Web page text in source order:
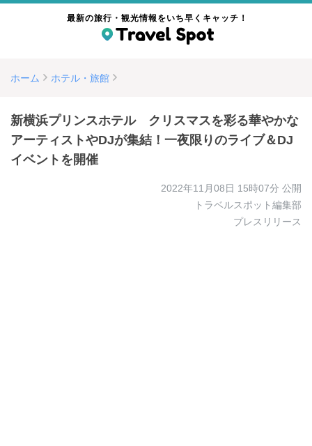
最新の旅行・観光情報をいち早くキャッチ！
ホーム ホテル・旅館
新横浜プリンスホテル クリスマスを彩る華やかな
アーティストやDJが集結！一夜限りのライブ＆DJ
イベントを開催
2022年11月08日 15時07分 公開
トラベルスポット編集部
プレスリリース